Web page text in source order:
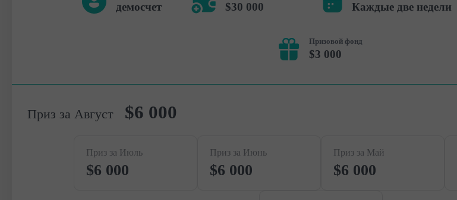
демосчет $30 000 Каждые две недели
Призовой фонд
$3 000
Приз за Август $6 000
Приз за Июль
$6 000
Приз за Июнь
$6 000
Приз за Май
$6 000